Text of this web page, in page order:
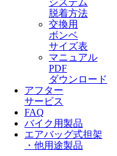
システム
脱着方法
交換用
ボンベ
サイズ表
マニュアル
PDF
ダウンロード
アフター
サービス
FAQ
バイク用製品
エアバッグ式担架
・他用途製品